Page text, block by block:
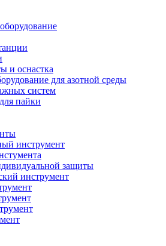
и оснастка
для азотной среды
систем
пайки
инструмент
защиты
инструмент